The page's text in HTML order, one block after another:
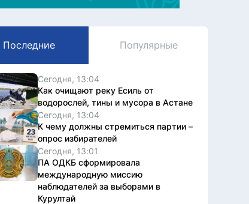
Культура
Служба Комплаенс
Служу стране
Последние Популярные
Сегодня, 13:04
Как очищают реку Есиль от
водорослей, тины и мусора в Астане
Сегодня, 13:04
К чему должны стремиться партии –
опрос избирателей
Сегодня, 13:01
ПА ОДКБ сформировала
международную миссию
наблюдателей за выборами в
Курултай